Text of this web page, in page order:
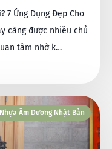
7 Ứng Dụng Đẹp Cho
tâm nhờ k…
Âm Dương Nhật Bản